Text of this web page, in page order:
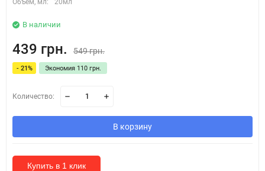
Объем, мл:
20мл
В наличии
439 грн. 549 грн.
- 21% Экономия 110 грн.
Количество:
В корзину
Купить в 1 клик